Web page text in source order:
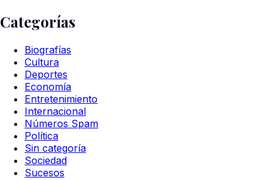
Categorías
Biografías
Cultura
Deportes
Economía
Entretenimiento
Internacional
Números Spam
Política
Sin categoría
Sociedad
Sucesos